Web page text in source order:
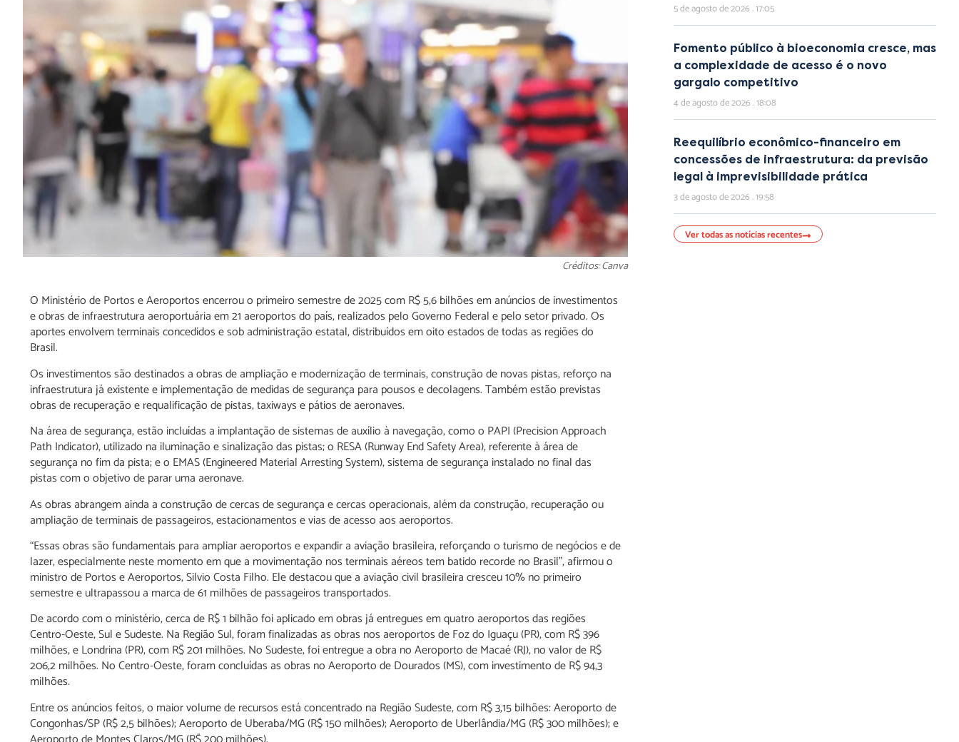
Créditos: Canva
O Ministério de Portos e Aeroportos encerrou o primeiro semestre de 2025 com R$ 5,6 bilhões em anúncios de investimentos
e obras de infraestrutura aeroportuária em 21 aeroportos do país, realizados pelo Governo Federal e pelo setor privado. Os
aportes envolvem terminais concedidos e sob administração estatal, distribuídos em oito estados de todas as regiões do
Brasil.
Os investimentos são destinados a obras de ampliação e modernização de terminais, construção de novas pistas, reforço na
infraestrutura já existente e implementação de medidas de segurança para pousos e decolagens. Também estão previstas
obras de recuperação e requalificação de pistas, taxiways e pátios de aeronaves.
Na área de segurança, estão incluídas a implantação de sistemas de auxílio à navegação, como o PAPI (Precision Approach
Path Indicator), utilizado na iluminação e sinalização das pistas; o RESA (Runway End Safety Area), referente à área de
segurança no fim da pista; e o EMAS (Engineered Material Arresting System), sistema de segurança instalado no final das
pistas com o objetivo de parar uma aeronave.
As obras abrangem ainda a construção de cercas de segurança e cercas operacionais, além da construção, recuperação ou
ampliação de terminais de passageiros, estacionamentos e vias de acesso aos aeroportos.
“Essas obras são fundamentais para ampliar aeroportos e expandir a aviação brasileira, reforçando o turismo de negócios e de
lazer, especialmente neste momento em que a movimentação nos terminais aéreos tem batido recorde no Brasil”, afirmou o
ministro de Portos e Aeroportos, Silvio Costa Filho. Ele destacou que a aviação civil brasileira cresceu 10% no primeiro
semestre e ultrapassou a marca de 61 milhões de passageiros transportados.
De acordo com o ministério, cerca de R$ 1 bilhão foi aplicado em obras já entregues em quatro aeroportos das regiões
Centro-Oeste, Sul e Sudeste. Na Região Sul, foram finalizadas as obras nos aeroportos de Foz do Iguaçu (PR), com R$ 396
milhões, e Londrina (PR), com R$ 201 milhões. No Sudeste, foi entregue a obra no Aeroporto de Macaé (RJ), no valor de R$
206,2 milhões. No Centro-Oeste, foram concluídas as obras no Aeroporto de Dourados (MS), com investimento de R$ 94,3
milhões.
Entre os anúncios feitos, o maior volume de recursos está concentrado na Região Sudeste, com R$ 3,15 bilhões: Aeroporto de
Congonhas/SP (R$ 2,5 bilhões); Aeroporto de Uberaba/MG (R$ 150 milhões); Aeroporto de Uberlândia/MG (R$ 300 milhões); e
5 de agosto de 2026 17:05
Fomento público à bioeconomia cresce, mas
a complexidade de acesso é o novo
gargalo competitivo
4 de agosto de 2026 18:08
Reequilíbrio econômico-financeiro em
concessões de infraestrutura: da previsão
legal à imprevisibilidade prática
3 de agosto de 2026 19:58
Ver todas as notícias recentes